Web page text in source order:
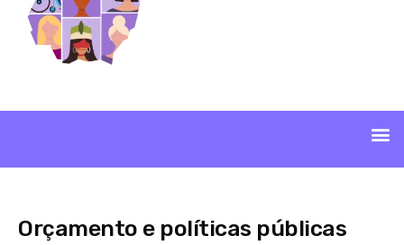
Orçamento e políticas públicas